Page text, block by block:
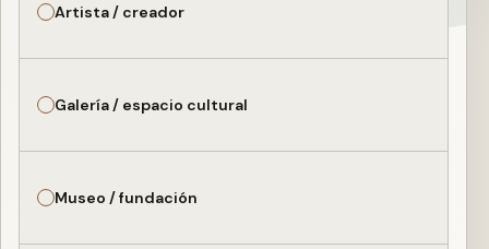
Artista / creador
Galería / espacio cultural
Museo / fundación